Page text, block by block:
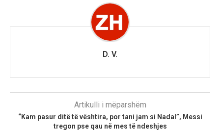
D. V.
Artikulli i mëparshëm
“Kam pasur ditë të vështira, por tani jam si Nadal”, Messi
tregon pse qau në mes të ndeshjes